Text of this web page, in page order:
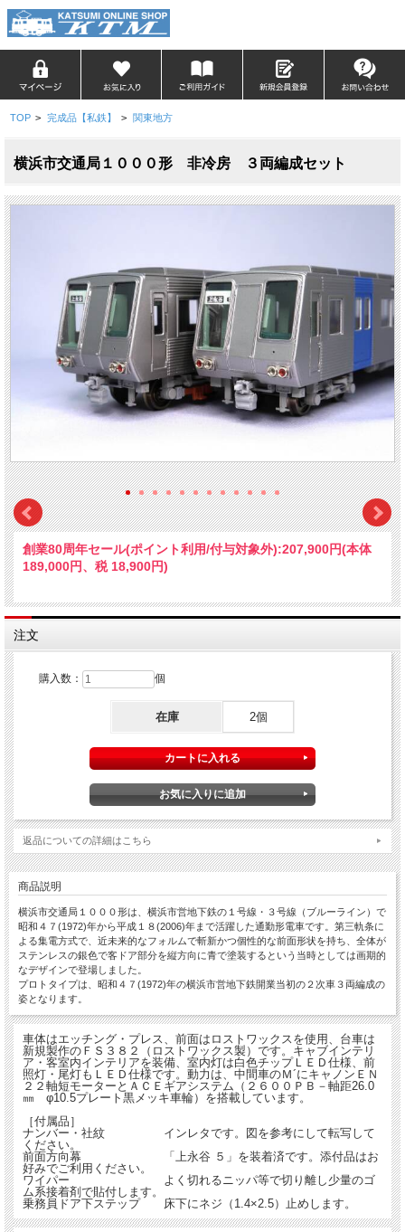
TOP > 完成品【私鉄】 > 関東地方
横浜市交通局１０００形 非冷房 ３両編成セット
創業80周年セール(ポイント利用/付与対象外):207,900円(本体
189,000円、税 18,900円)
注文
購入数： 個
在庫 2個
返品についての詳細はこちら
商品説明
横浜市交通局１０００形は、横浜市営地下鉄の１号線・３号線（ブルーライン）で
昭和４７(1972)年から平成１８(2006)年まで活躍した通勤形電車です。第三軌条に
よる集電方式で、近未来的なフォルムで斬新かつ個性的な前面形状を持ち、全体が
ステンレスの銀色で客ドア部分を縦方向に青で塗装するという当時としては画期的
なデザインで登場しました。
プロトタイプは、昭和４７(1972)年の横浜市営地下鉄開業当初の２次車３両編成の
姿となります。
車体はエッチング・プレス、前面はロストワックスを使用、台車は
新規製作のＦＳ３８２（ロストワックス製）です。キャブインテリ
ア・客室内インテリアを装備、室内灯は白色チップＬＥＤ仕様、前
照灯・尾灯もＬＥＤ仕様です。動力は、中間車のＭ´にキャノンＥＮ
２２軸短モーターとＡＣＥギアシステム（２６００ＰＢ－軸距26.0
㎜ φ10.5プレート黒メッキ車輪）を搭載しています。
［付属品］
ナンバー・社紋 インレタです。図を参考にして転写して
ください。
前面方向幕 「上永谷 ５」を装着済です。添付品はお
好みでご利用ください。
ワイパー よく切れるニッパ等で切り離し少量のゴ
ム系接着剤で貼付します。
乗務員ドア下ステップ 床下にネジ（1.4×2.5）止めします。